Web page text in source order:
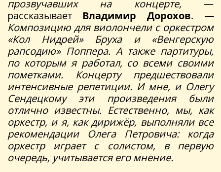
прозвучавших на концерте, —
рассказывает Владимир Дорохов. —
Композицию для виолончели с оркестром
«Кол Нидрей» Бруха и «Венгерскую
рапсодию» Поппера. А также партитуры,
по которым я работал, со всеми своими
пометками. Концерту предшествовали
интенсивные репетиции. И мне, и Олегу
Сендецкому эти произведения были
отлично известны. Естественно, мы, как
оркестр, и я, как дирижёр, выполняли все
рекомендации Олега Петровича: когда
оркестр играет с солистом, в первую
очередь, учитывается его мнение.